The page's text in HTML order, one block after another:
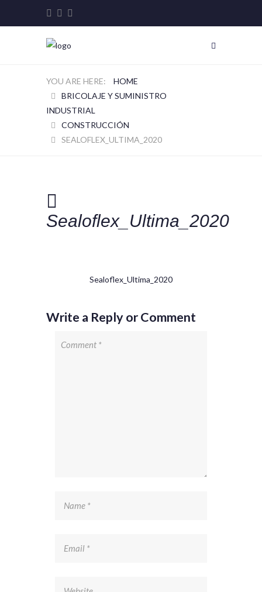
HOME
BRICOLAJE Y SUMINISTRO
INDUSTRIAL
CONSTRUCCIÓN
SEALOFLEX_ULTIMA_2020
Sealoflex_Ultima_2020
Sealoflex_Ultima_2020
Write a Reply or Comment